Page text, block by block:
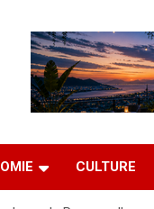
CULTURE